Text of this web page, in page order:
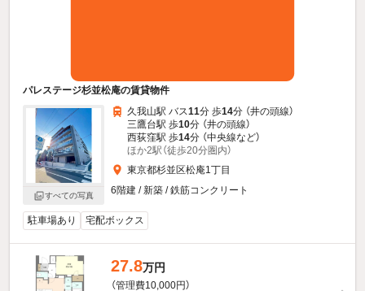
パレステージ杉並松庵の賃貸物件
すべての写真
久我山駅 バス11分 歩14分 （井の頭線）
三鷹台駅 歩10分 （井の頭線）
西荻窪駅 歩14分 （中央線など）
ほか2駅（徒歩20分圏内）
東京都杉並区松庵1丁目
6階建 / 新築 / 鉄筋コンクリート
駐車場あり 宅配ボックス
27.8万円
（管理費10,000円）